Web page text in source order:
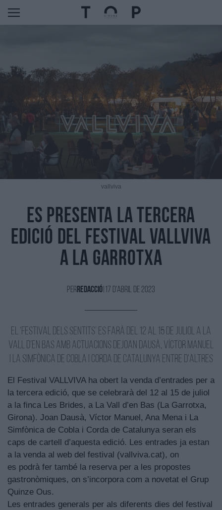
vallviva
Es presenta la tercera
edició del Festival Vallviva
a La Garrotxa
PerRedacció 17 d'Abril de 2023
El ‘Festival dels Sentits’ es farà del 12 al 15 de juliol a La
Vall d’en Bas amb actuacions deJoan Dausà, Víctor Manuel
i la Simfònica de Cobla i Corda de Catalunya entre d'altres
El Festival VALLVIVA ha obert la venda d’entrades per a
la tercera edició, que se celebrarà del 12 al 15 de juliol
a la finca Les Brides, a La Vall d’en Bas (La Garrotxa,
Girona). Joan Dausà, Víctor Manuel, Ana Mena i La
Simfònica de Cobla i Corda de Catalunya seran els
caps de cartell d’aquesta edició. Les entrades ja estan
a la venda al web del festival (vallviva.cat), on
es podrà fer també la reserva per a les propostes
gastronòmiques, on s’incorpora com a novetat el Grup
Quinze Ous.
Les entrades generals per als diferents dies del festival